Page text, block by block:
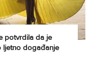
potvrdila da je
ljetno događanje